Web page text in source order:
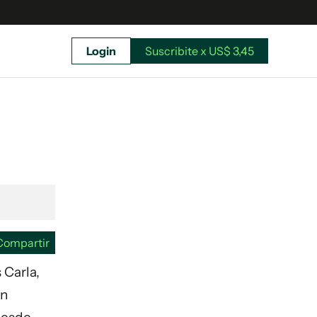
Login Suscribite x US$ 3,45
Carla,